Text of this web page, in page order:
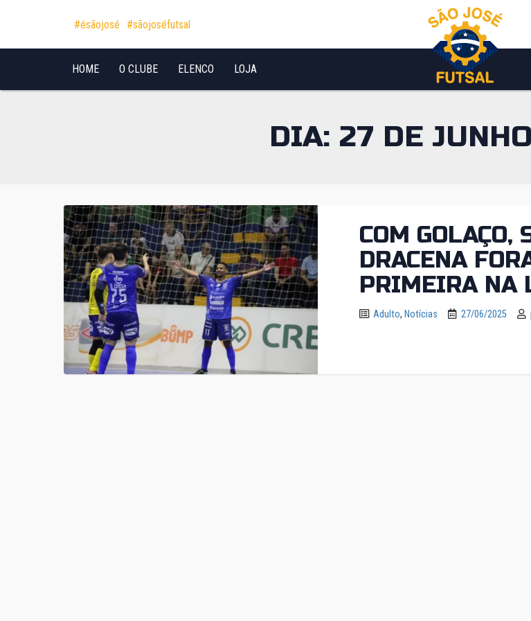
Pular para o conteúdo
#ésãojosé #sãojoséfutsal
HOME O CLUBE ELENCO LOJA
DIA: 27 DE
COM GOLAÇO,
DRACENA
PRIMEIRA NA
Adulto, Notícias 27/06/2025